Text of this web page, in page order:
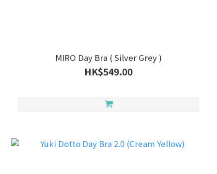
MIRO Day Bra ( Silver Grey )
HK$549.00